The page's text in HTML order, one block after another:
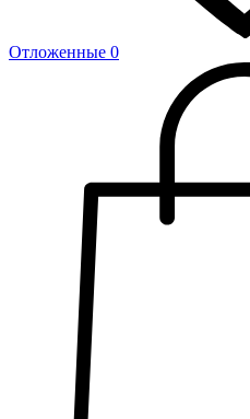
Отложенные 0